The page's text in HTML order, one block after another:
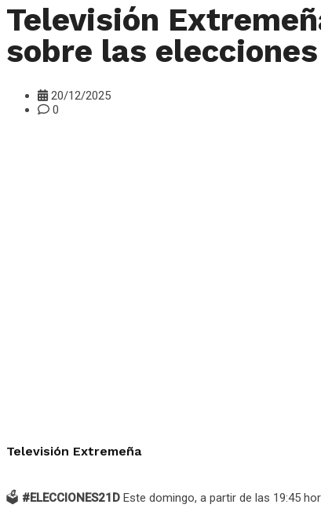
Televisión
sobre las
20/12/2025
0
Televisión Extremeña
🗳️ #ELECCIONES21D Este domingo, a partir de las 19:45